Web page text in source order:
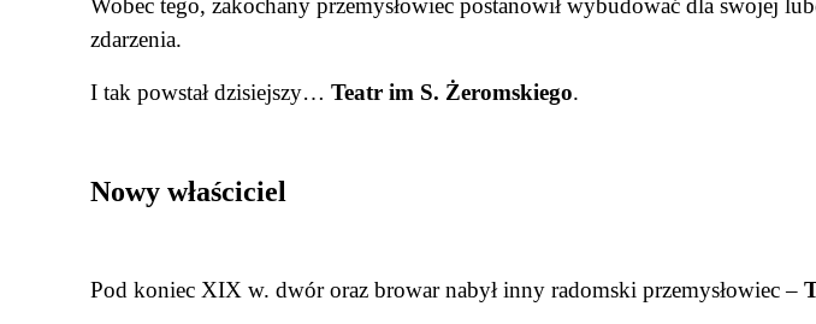
Wobec tego, zakochany przemysłowiec postanowił wybudować dla swojej
zdarzenia.
I tak powstał dzisiejszy… Teatr im S. Żeromskiego.
Nowy właściciel
Pod koniec XIX w. dwór oraz browar nabył inny radomski przemysłowiec –